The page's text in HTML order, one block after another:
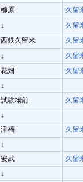
櫛原
久留
↓
久留
西鉄久留米
久留
↓
久留
花畑
久留
↓
試験場前
久留
↓
津福
久留
↓
安武
久留
↓